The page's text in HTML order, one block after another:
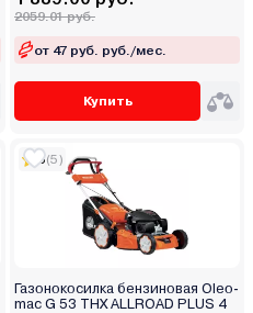
2059.01 руб.
от 47 руб. руб./мес.
Купить
5(5)
Газонокосилка бензиновая Oleo-
mac G 53 THX ALLROAD PLUS 4